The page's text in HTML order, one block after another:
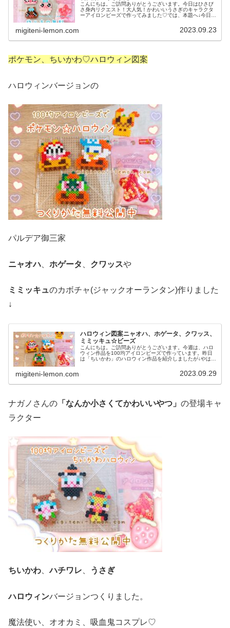
こんにちは。ご訪問ありがとうございます。今日はひさび
さ身内リクエスト！大人気！かわいいうさぎのキャラクタ
ーアイロンビーズで作ってみました♡では、本題へ↓今日の
migiteni-lemon.com 2023.09.23
ポケモン、ちいかわ♡ハロウィン図案
ハロウィンバージョンの
パルデア御三家
ニャオハ ホゲータ クワッスや
ミミッキュのカボチャ(ジャックオーランタン)作りました
↓
ハロウィン図案ニャオハ、ホゲータ、クワッス、
ミミッキュ☆ビーズ
こんにちは。ご訪問ありがとうございます。今週は、ハロ
ウィン作品を100均アイロンビーズで作っています。昨日
は「ちいかわ」のハロウィン作品を紹介しましたが↓やはり
migiteni-lemon.com 2023.09.29
ナガノさんの 「なんか小さくてかわいいやつ」 の登場キャ
ラクター
ちいかわ、ハチワレ、 うさぎ
ハロウィンバージョンつくりました。
魔法使い、オオカミ、吸血鬼コスプレ♡